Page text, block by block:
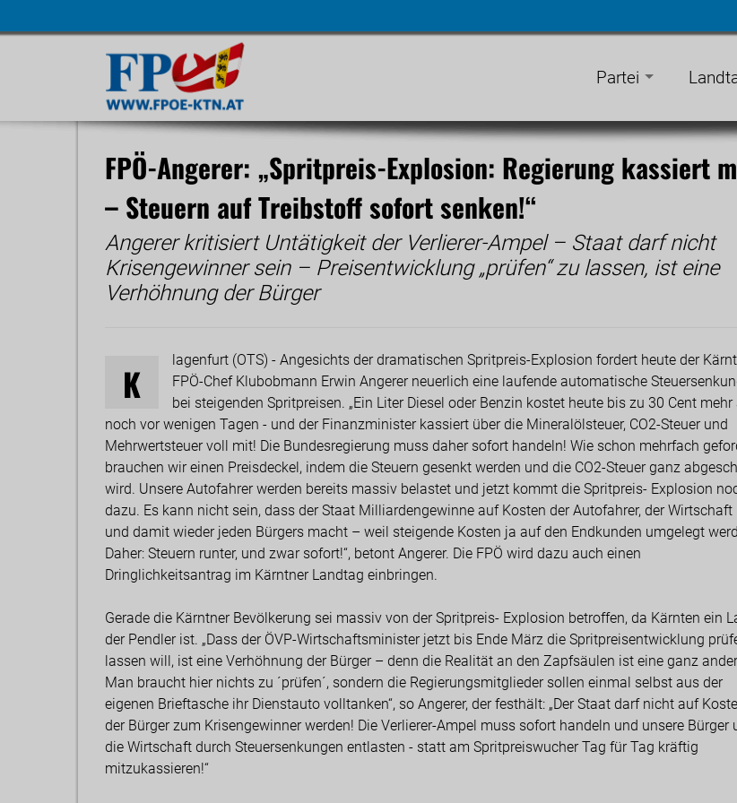
Navigation
Partei
FPÖ-Angerer: „Spritpreis-Explosion: Regierung kassiert
– Steuern auf Treibstoff sofort senken!“
Angerer kritisiert Untätigkeit der Verlierer-Ampel – Staat darf nicht
Krisengewinner sein – Preisentwicklung „prüfen“ zu lassen, ist eine
Verhöhnung der Bürger
K
lagenfurt (OTS) - Angesichts der dramatischen Spritpreis-Explosion fordert heute der
FPÖ-Chef Klubobmann Erwin Angerer neuerlich eine laufende automatische
bei steigenden Spritpreisen. „Ein Liter Diesel oder Benzin kostet heute bis zu 30 Cent mehr
noch vor wenigen Tagen - und der Finanzminister kassiert über die Mineralölsteuer, CO2-Steuer und
Mehrwertsteuer voll mit! Die Bundesregierung muss daher sofort handeln! Wie schon mehrfach
brauchen wir einen Preisdeckel, indem die Steuern gesenkt werden und die CO2-Steuer ganz
wird. Unsere Autofahrer werden bereits massiv belastet und jetzt kommt die Spritpreis- Explosion
dazu. Es kann nicht sein, dass der Staat Milliardengewinne auf Kosten der Autofahrer, der Wirtschaft
und damit wieder jeden Bürgers macht – weil steigende Kosten ja auf den Endkunden umgelegt
Daher: Steuern runter, und zwar sofort!“, betont Angerer. Die FPÖ wird dazu auch einen
Dringlichkeitsantrag im Kärntner Landtag einbringen.
Gerade die Kärntner Bevölkerung sei massiv von der Spritpreis- Explosion betroffen, da Kärnten ein
der Pendler ist. „Dass der ÖVP-Wirtschaftsminister jetzt bis Ende März die Spritpreisentwicklung
lassen will, ist eine Verhöhnung der Bürger – denn die Realität an den Zapfsäulen ist eine ganz
Man braucht hier nichts zu ´prüfen´, sondern die Regierungsmitglieder sollen einmal selbst aus der
eigenen Brieftasche ihr Dienstauto volltanken“, so Angerer, der festhält: „Der Staat darf nicht auf
der Bürger zum Krisengewinner werden! Die Verlierer-Ampel muss sofort handeln und unsere Bürger
die Wirtschaft durch Steuersenkungen entlasten - statt am Spritpreiswucher Tag für Tag kräftig
mitzukassieren!“